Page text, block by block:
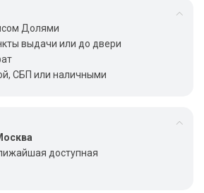
Долями
выдачи или до двери
СБП или наличными
доступная